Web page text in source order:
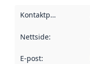
Kontaktpunkt
Nettside:
E-post: